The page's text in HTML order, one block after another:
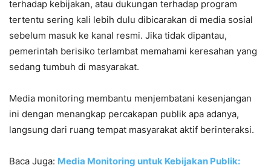
terhadap kebijakan, atau dukungan terhadap program
tertentu sering kali lebih dulu dibicarakan di media sosial
sebelum masuk ke kanal resmi. Jika tidak dipantau,
pemerintah berisiko terlambat memahami keresahan yang
sedang tumbuh di masyarakat.
Media monitoring membantu menjembatani kesenjangan
ini dengan menangkap percakapan publik apa adanya,
langsung dari ruang tempat masyarakat aktif berinteraksi.
Baca Juga: Media Monitoring untuk Kebijakan Publik: